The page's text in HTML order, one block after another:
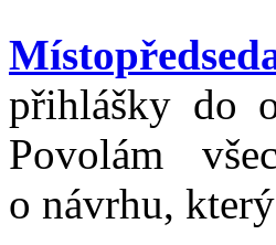
přihlášky do
Povolám
o návrhu,